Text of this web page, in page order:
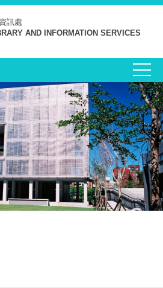
訊處
AND INFORMATION SERVICES